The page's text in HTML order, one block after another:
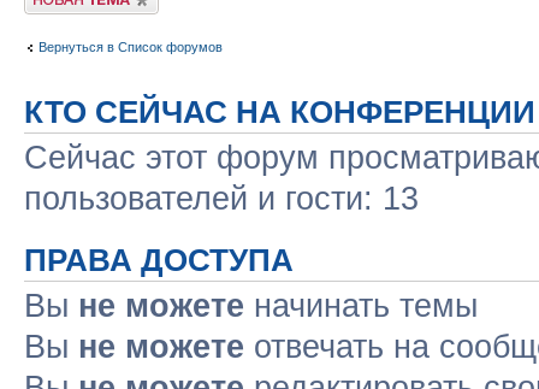
Вернуться в Список форумов
КТО СЕЙЧАС НА КОНФЕРЕНЦИИ
Сейчас этот форум
пользователей и гости: 13
ПРАВА ДОСТУПА
Вы не можете начинать темы
Вы не можете отвечать на